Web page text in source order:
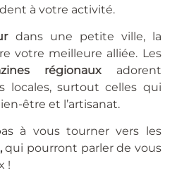
à votre activité.
dans une petite ville, la
votre meilleure alliée. Les
régionaux adorent
locales, surtout celles qui
être et l’artisanat.
à vous tourner vers les
,qui pourront parler de vous
!